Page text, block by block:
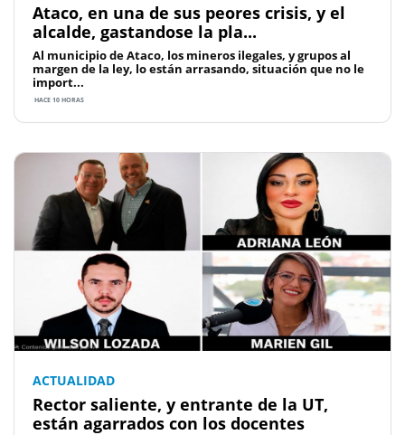
Ataco, en una de sus peores crisis, y el
alcalde, gastandose la pla...
Al municipio de Ataco, los mineros ilegales, y grupos al
margen de la ley, lo están arrasando, situación que no le
import...
HACE 10 HORAS
ACTUALIDAD
Rector saliente, y entrante de la UT,
están agarrados con los docentes